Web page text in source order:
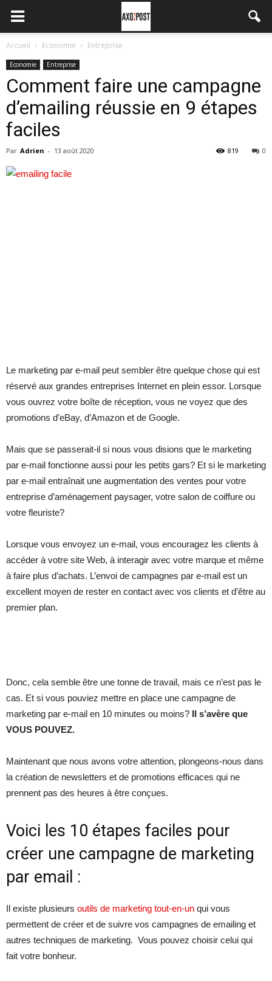
Accueil Economie Entreprise
Economie Entreprise
Comment faire une campagne
d’emailing réussie en 9 étapes
faciles
Par Adrien - 13 août 2020 0
819
Le marketing par e-mail peut sembler être quelque chose qui est
réservé aux grandes entreprises Internet en plein essor. Lorsque
vous ouvrez votre boîte de réception, vous ne voyez que des
promotions d’eBay, d’Amazon et de Google.
Mais que se passerait-il si nous vous disions que le marketing
par e-mail fonctionne aussi pour les petits gars? Et si le marketing
par e-mail entraînait une augmentation des ventes pour votre
entreprise d’aménagement paysager, votre salon de coiffure ou
votre fleuriste?
Lorsque vous envoyez un e-mail, vous encouragez les clients à
accéder à votre site Web, à interagir avec votre marque et même
à faire plus d’achats. L’envoi de campagnes par e-mail est un
excellent moyen de rester en contact avec vos clients et d’être au
premier plan.
Donc, cela semble être une tonne de travail, mais ce n’est pas le
cas. Et si vous pouviez mettre en place une campagne de
marketing par e-mail en 10 minutes ou moins? Il s’avère que
VOUS POUVEZ.
Maintenant que nous avons votre attention, plongeons-nous dans
la création de newsletters et de promotions efficaces qui ne
prennent pas des heures à être conçues.
Voici les 10 étapes faciles pour
créer une campagne de marketing
par email :
Il existe plusieurs outils de marketing tout-en-un qui vous
permettent de créer et de suivre vos campagnes de emailing et
autres techniques de marketing. Vous pouvez choisir celui qui
fait votre bonheur.